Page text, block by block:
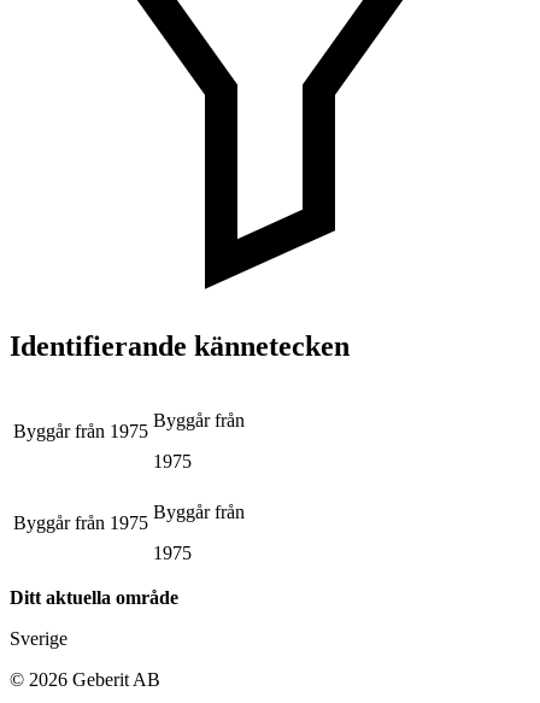
Identifierande kännetecken
Byggår från 1975
Byggår från
1975
Byggår från 1975
Byggår från
1975
Ditt aktuella område
Sverige
© 2026 Geberit AB